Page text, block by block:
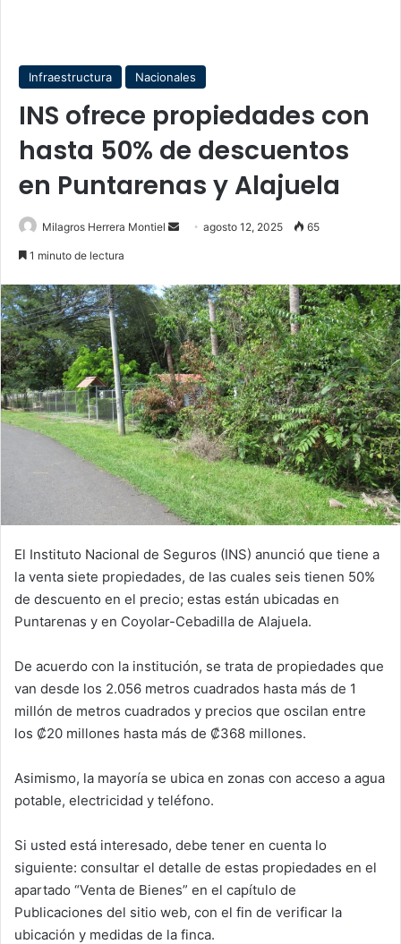
Infraestructura Nacionales
INS ofrece propiedades con
hasta 50% de descuentos
en Puntarenas y Alajuela
Milagros Herrera Montiel
Sendagosto 12, 2025 65
1 minuto de lectura
El Instituto Nacional de Seguros (INS) anunció que tiene a
la venta siete propiedades, de las cuales seis tienen 50%
de descuento en el precio; estas están ubicadas en
Puntarenas y en Coyolar-Cebadilla de Alajuela.
De acuerdo con la institución, se trata de propiedades que
van desde los 2.056 metros cuadrados hasta más de 1
millón de metros cuadrados y precios que oscilan entre
los ₡20 millones hasta más de ₡368 millones.
Asimismo, la mayoría se ubica en zonas con acceso a agua
potable, electricidad y teléfono.
Si usted está interesado, debe tener en cuenta lo
siguiente: consultar el detalle de estas propiedades en el
apartado “Venta de Bienes” en el capítulo de
Publicaciones del sitio web, con el fin de verificar la
ubicación y medidas de la finca.